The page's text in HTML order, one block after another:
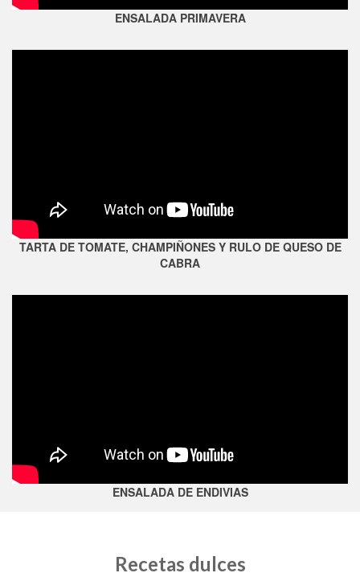
ENSALADA PRIMAVERA
TARTA DE TOMATE, CHAMPIÑONES Y RULO DE QUESO DE
CABRA
ENSALADA DE ENDIVIAS
Recetas dulces